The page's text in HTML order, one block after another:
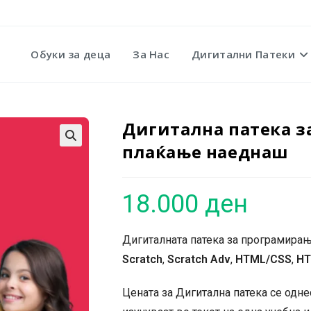
Обуки за деца За Нас Дигитални Патеки
Дигитална патека
плаќање наеднаш
18.000 ден
Дигиталната патека за
Scratch, Scratch Adv, HTML/CSS,
Цената за Дигитална патека се